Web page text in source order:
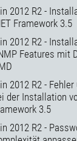
2012 R2 -
Framework 3.5
2012 R2 -
Features mit
2012 R2 -
der Installation
3.5
2012 R2 -